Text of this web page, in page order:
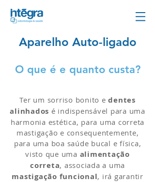
Aparelho Auto-ligado
O que é e quanto custa?
Ter um sorriso bonito edentes
alinhados é indispensável para uma
harmonia estética, para uma correta
mastigação e consequentemente,
para uma boa saúde bucal e física,
visto que uma alimentação
correta, associada a uma
mastigação funcional, irá garantir